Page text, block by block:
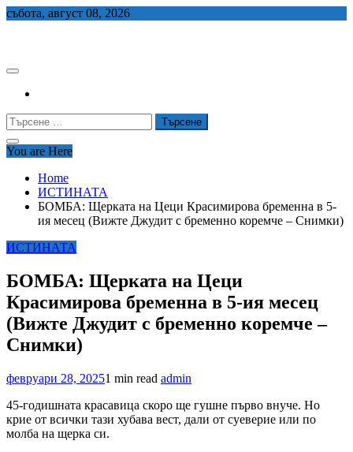
Skip
събота, август 08, 2026
Търсене
за:
You are Here
Home
ИСТИНАТА
БОМБА: Щерката на Цеци Красимирова бременна в 5-
ия месец (Вижте Джудит с бременно коремче – Снимки)
ИСТИНАТА
БОМБА: Щерката на Цеци
Красимирова бременна в 5-ия месец
(Вижте Джудит с бременно коремче –
Снимки)
февруари 28, 20251 min read admin
45-годишната красавица скоро ще гушне първо внуче. Но
крие от всички тази хубава вест, дали от суеверие или по
молба на щерка си.